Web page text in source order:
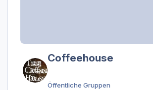
Coffeehouse
Öffentliche Gruppen